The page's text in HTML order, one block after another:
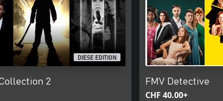
DIESE EDITION
2 FMV Detective
CHF 40.00+